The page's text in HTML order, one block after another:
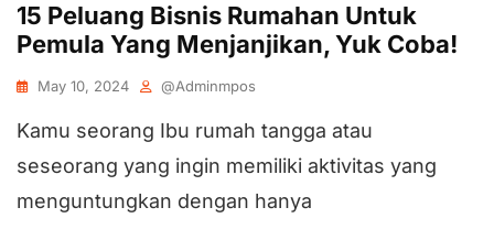
15 Peluang Bisnis Rumahan Untuk
Pemula Yang Menjanjikan, Yuk Coba!
May 10, 2024 @adminmpos
Kamu seorang Ibu rumah tangga atau
seseorang yang ingin memiliki aktivitas yang
menguntungkan dengan hanya